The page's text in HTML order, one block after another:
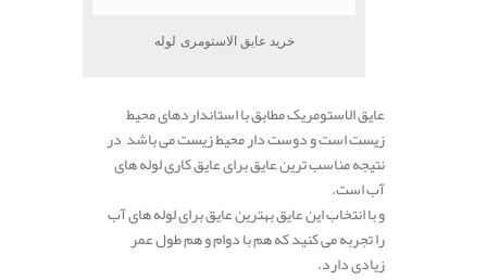
خرید عایق الاستومری لوله
عایق الاستومریک مطابق با استانداردهای محیط
زیست است و دوست دار محیط زیست می باشد در
نتیجه مناسب ترین عایق برای عایق کاری لوله های
آب است.
و با انتخاب این عایق بهترین عایق برای لوله های آب
را تجربه می کنید که هم با دوام و هم طول عمر
زیادی دارد.